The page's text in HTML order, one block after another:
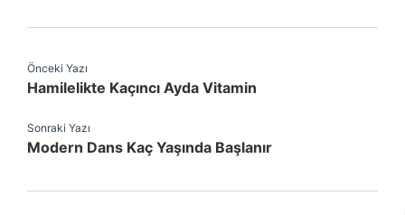
Önceki Yazı
Hamilelikte Kaçıncı Ayda Vitamin
Sonraki Yazı
Modern Dans Kaç Yaşında Başlanır